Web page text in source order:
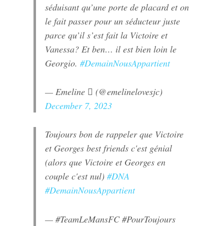
séduisant qu’une porte de placard et on
le fait passer pour un séducteur juste
parce qu’il s’est fait la Victoire et
Vanessa? Et ben… il est bien loin le
Georgio.#DemainNousAppartient
— Emeline  (@emelinelovesjc)
December 7, 2023
Toujours bon de rappeler que Victoire
et Georges best friends c'est génial
(alors que Victoire et Georges en
couple c'est nul)#DNA
#DemainNousAppartient
— #TeamLeMansFC #PourToujours